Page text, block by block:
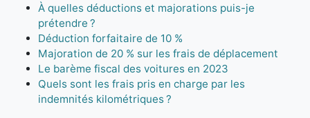
À quelles déductions et majorations puis-je
prétendre ?
Déduction forfaitaire de 10 %
Majoration de 20 % sur les frais de déplacement
Le barème fiscal des voitures en 2023
Quels sont les frais pris en charge par les
indemnités kilométriques ?